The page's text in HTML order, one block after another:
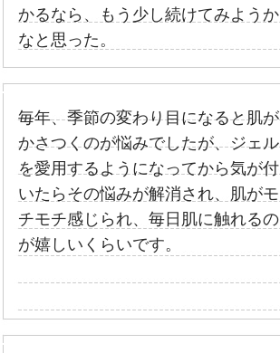
かるなら、もう少し続けてみようか
なと思った。
毎年、季節の変わり目になると肌が
かさつくのが悩みでしたが、ジェル
を愛用するようになってから気が付
いたらその悩みが解消され、肌がモ
チモチ感じられ、毎日肌に触れるの
が嬉しいくらいです。